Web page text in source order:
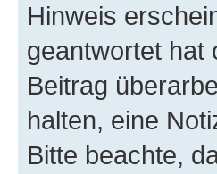
Hinweis
geantwortet hat
Beitrag
halten, eine
Bitte beachte,